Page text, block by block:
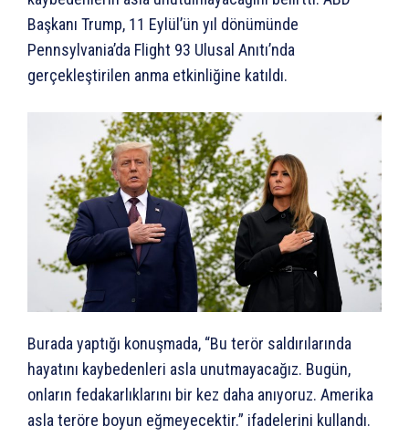
Başkanı Trump, 11 Eylül’ün yıl dönümünde
Pennsylvania’da Flight 93 Ulusal Anıtı’nda
gerçekleştirilen anma etkinliğine katıldı.
Burada yaptığı konuşmada, “Bu terör saldırılarında
hayatını kaybedenleri asla unutmayacağız. Bugün,
onların fedakarlıklarını bir kez daha anıyoruz. Amerika
asla teröre boyun eğmeyecektir.” ifadelerini kullandı.